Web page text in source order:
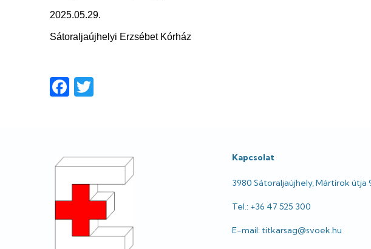
2025.05.29.
Sátoraljaújhelyi Erzsébet Kórház
Facebook
Kapcsolat
3980 Sátoraljaújhely, Mártírok útja
Tel.: +36 47 525 300
E-mail: titkarsag@svoek.hu